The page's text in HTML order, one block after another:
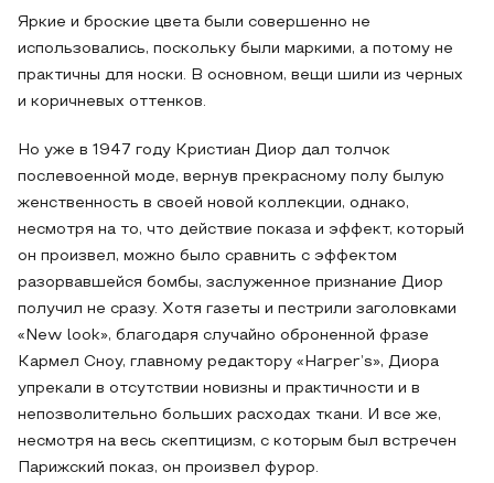
Яркие и броские цвета были совершенно не
использовались, поскольку были маркими, а потому не
практичны для носки. В основном, вещи шили из черных
и коричневых оттенков.
Но уже в 1947 году Кристиан Диор дал толчок
послевоенной моде, вернув прекрасному полу былую
женственность в своей новой коллекции, однако,
несмотря на то, что действие показа и эффект, который
он произвел, можно было сравнить с эффектом
разорвавшейся бомбы, заслуженное признание Диор
получил не сразу. Хотя газеты и пестрили заголовками
«New look», благодаря случайно оброненной фразе
Кармел Сноу, главному редактору «Harper’s», Диора
упрекали в отсутствии новизны и практичности и в
непозволительно больших расходах ткани. И все же,
несмотря на весь скептицизм, с которым был встречен
Парижский показ, он произвел фурор.